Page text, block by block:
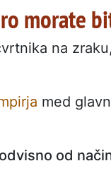
morate
na
med
od